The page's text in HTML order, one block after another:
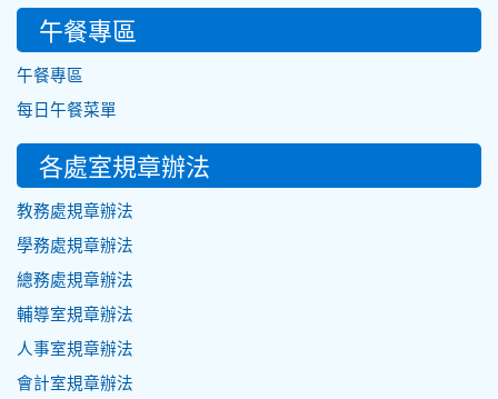
午餐專區
午餐專區
每日午餐菜單
各處室規章辦法
教務處規章辦法
學務處規章辦法
總務處規章辦法
輔導室規章辦法
人事室規章辦法
會計室規章辦法